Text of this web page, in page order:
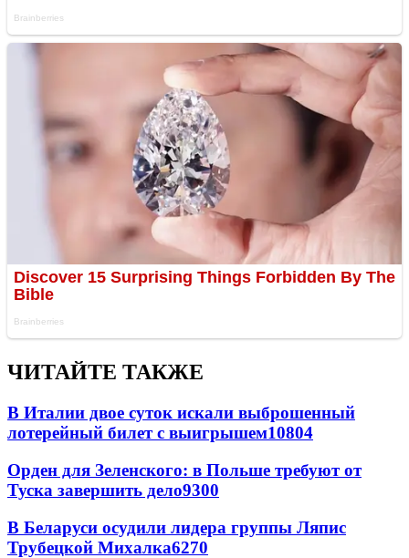
ЧИТАЙТЕ ТАКЖЕ
В Италии двое суток искали выброшенный
лотерейный билет с выигрышем10804
Орден для Зеленского: в Польше требуют от
Туска завершить дело9300
В Беларуси осудили лидера группы Ляпис
Трубецкой Михалка6270